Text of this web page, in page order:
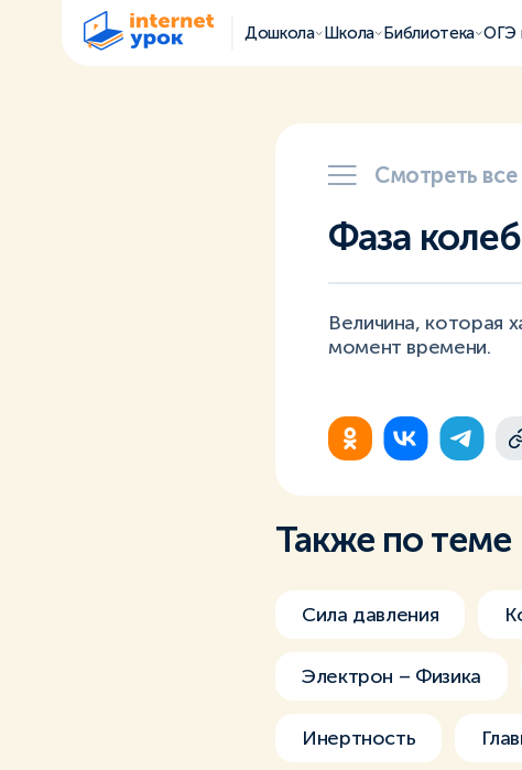
Дошкола Школа Библиотека ОГЭ
Смотреть
Фаза
Величина, которая
момент времени.
Также по теме
Сила давления
Электрон – Физика
Инертность